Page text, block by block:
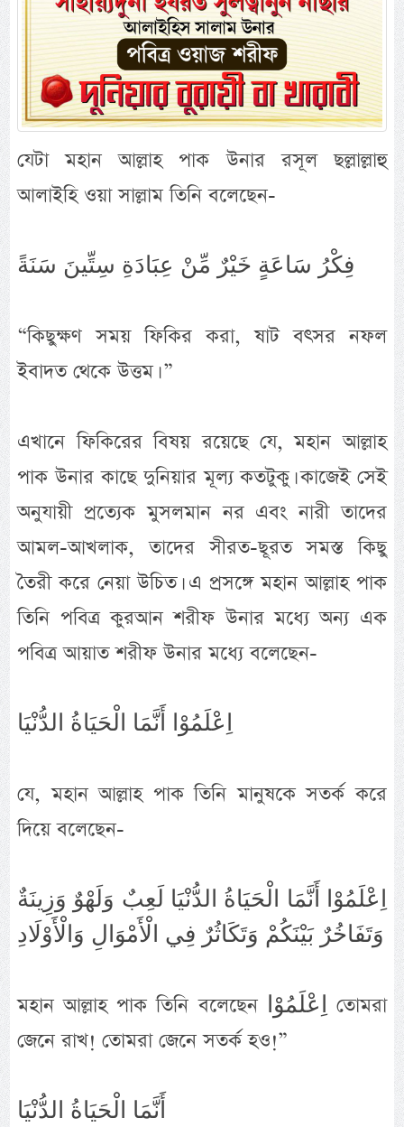
যেটা মহান আল্লাহ পাক উনার রসূল ছল্লাল্লাহু
আলাইহি ওয়া সাল্লাম তিনি বলেছেন-
فِكْرُ سَاعَةٍ خَيْرٌ مِّنْ عِبَادَةِ سِتِّينَ سَنَةً
“কিছুক্ষণ সময় ফিকির করা, ষাট বৎসর নফল
ইবাদত থেকে উত্তম। ”
এখানে ফিকিরের বিষয় রয়েছে যে, মহান আল্লাহ
পাক উনার কাছে দুনিয়ার মূল্য কতটুকু। কাজেই সেই
অনুযায়ী প্রত্যেক মুসলমান নর এবং নারী তাদের
আমল-আখলাক, তাদের সীরত-ছূরত সমস্ত কিছু
তৈরী করে নেয়া উচিত। এ প্রসঙ্গে মহান আল্লাহ পাক
তিনি পবিত্র কুরআন শরীফ উনার মধ্যে অন্য এক
পবিত্র আয়াত শরীফ উনার মধ্যে বলেছেন-
اِعْلَمُوْا أَنَّمَا الْحَيَاةُ الدُّنْيَا
যে, মহান আল্লাহ পাক তিনি মানুষকে সতর্ক করে
দিয়ে বলেছেন-
اِعْلَمُوْا أَنَّمَا الْحَيَاةُ الدُّنْيَا لَعِبٌ وَلَهْوٌ وَزِينَةٌ
وَتَفَاخُرٌ بَيْنَكُمْ وَتَكَاثُرٌ فِي الْأَمْوَالِ وَالْأَوْلَادِ
মহান আল্লাহ পাক তিনি বলেছেন اِعْلَمُوْا তোমরা
জেনে রাখ! তোমরা জেনে সতর্ক হও!”
أَنَّمَا الْحَيَاةُ الدُّنْيَا